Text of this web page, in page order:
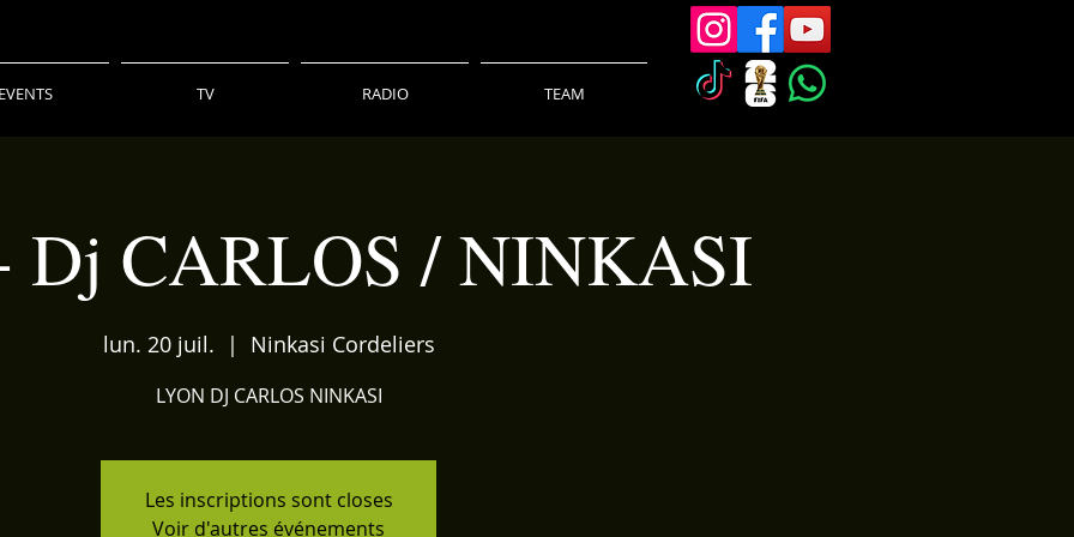
TV RADIO TEAM
Dj CARLOS / NINKASI
lun. 20 juil.
  |
Ninkasi Cordeliers
LYON DJ CARLOS NINKASI
Les inscriptions sont closes
Voir d'autres événements